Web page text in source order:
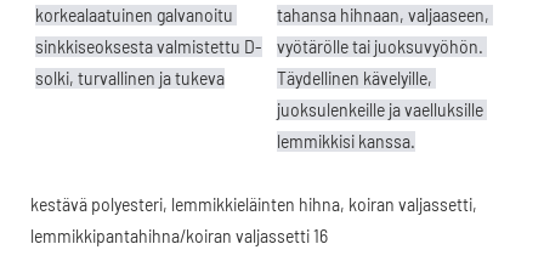
korkealaatuinen galvanoitu
sinkkiseoksesta valmistettu D-
solki, turvallinen ja tukeva
tahansa hihnaan, valjaaseen,
vyötärölle tai juoksuvyöhön.
Täydellinen kävelyille,
juoksulenkeille ja vaelluksille
lemmikkisi kanssa.